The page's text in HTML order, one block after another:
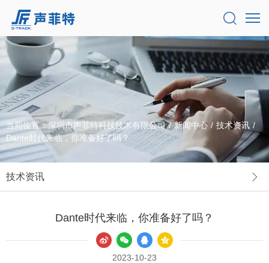
当前位置：深圳市声菲特科技技术有限公司 / 新闻中心 / 技术资讯 /
Dante时代来临，你准备好了吗？
技术资讯
Dante时代来临，你准备好了吗？
2023-10-23